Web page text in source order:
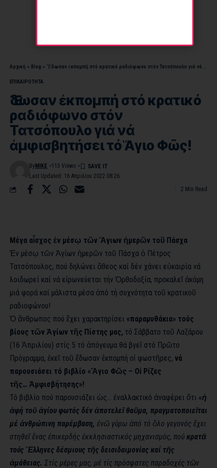
Αρχική » Blog » Ἔδωσαν ἐκπομπή στό κρατικό ραδιόφωνο στόν Τατσόπουλο γιά νά ἀμφισβητήσει τό Ἅγιο Φῶς!
ΕΠΙΚΑΙΡΟΤΗΤΑ
Ἔδωσαν ἐκπομπή στό κρατικό
ραδιόφωνο στόν
Τατσόπουλο γιά νά
ἀμφισβητήσει τό Ἅγιο Φῶς!
Last Updated: 16 Απριλίου 2022 08:26
By MIKE 113 Views
2 Min Read
Μέγα αἶσχος ἐν μέσῳ τῶν Ἅγιων ἡμερῶν τοῦ Πάσχα
Ἐν μέσῳ τῶν Ἁγίων ἡμερῶν τοῦ Πάσχα ὁ Πέτρος
Τατσόπουλος, πού δηλώνει ἄθεος καί δέν χάνει εὐκαιρία νά
λοιδωρεί καί νά εἰρωνεύεται τήν Ὀρθοδοξία, προκαλεῖ ἀκόμη
μιά φορά καί μάλιστα μέσα ἀπό τή συχνότητα τοῦ κρατικοῦ
ραδιοφώνου!
Ὁ ἄνθρωπος πού ἔχει χαρακτηρίσει «παραμυθάκια» τούς
βίους τῶν Ἁγίων τῆς Πίστης μας, τό Σάββατο τοῦ Λαζάρου
(16 Ἀπριλίου) στίς 5 τό ἀπόγευμα θά βγεῖ στό Πρῶτο
Πρόγραμμα, ἐκεῖ τοῦ ἔδωσαν ἐκπομπή οἱ φωστῆρες, νά
παρουσιάσει τό βιβλίο «Ἅγιο Φῶς – Οἱ Ρίζες
τῆς… Ἀμφισβήτησης»!
Τό βιβλίο πού παρουσιάζει ὡς… ἐναλλακτικό ἀναφέρει ὅτι «ἡ
ἁφή τοῦ ἁγίου φωτός δέν ἀποτελεῖ θαῦμα, πραγματοποιεῖται
μέ ἀνθρώπινη παρέμβαση, ἐνῶ γύρω ἀπό τό ὅλο γεγονός ἔχει
στηθεῖ ἕνας ἐπικερδής ἐκκλησιαστικός μηχανισμός, πού κρατᾶ
τούς Ἕλληνες δέσμιους τῆς δεισιδαιμονίας καί τῆς
ἀμάθειας. Στίς μέρες μας, μέ τίς πρόσφατες παραδοχές τῶν